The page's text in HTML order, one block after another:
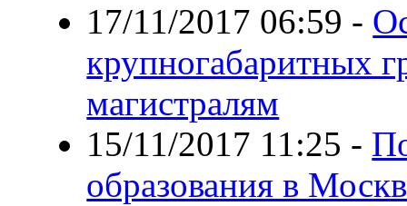
17/11/2017 06:59 -
крупногабаритных
магистралям
15/11/2017 11:25 -
образования в